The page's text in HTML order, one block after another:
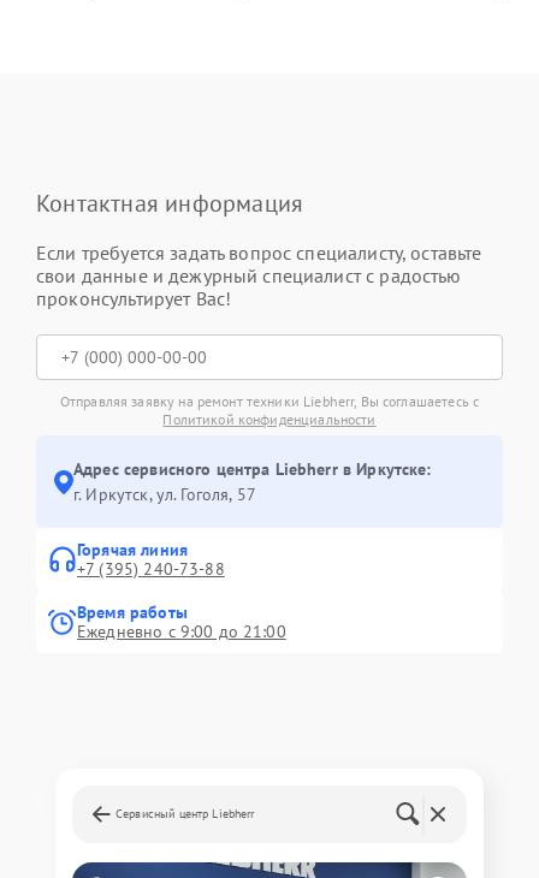
Контактная информация
Если требуется задать вопрос специалисту, оставьте
свои данные и дежурный специалист с радостью
проконсультирует Вас!
Отправляя заявку на ремонт техники Liebherr, Вы соглашаетесь с
Политикой конфиденциальности
Адрес сервисного центра Liebherr в Иркутске:
г. Иркутск, ул. ​Гоголя, 57
Горячая линия
+7 (395) 240-73-88
Время работы
Ежедневно с 9:00 до 21:00
Сервисный центр Liebherr